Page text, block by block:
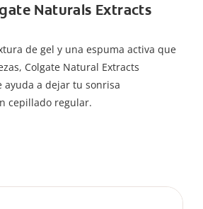
Naturals Extracts
de gel y una espuma activa que
Colgate Natural Extracts
a dejar tu sonrisa
cepillado regular.